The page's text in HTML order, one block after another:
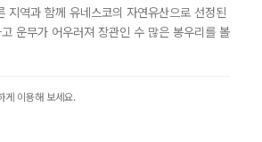
지역과 함께 유네스코의 자연유산으로 선정된
운무가 어우러져 장관인 수 많은 봉우리를 볼
게 이용해 보세요.